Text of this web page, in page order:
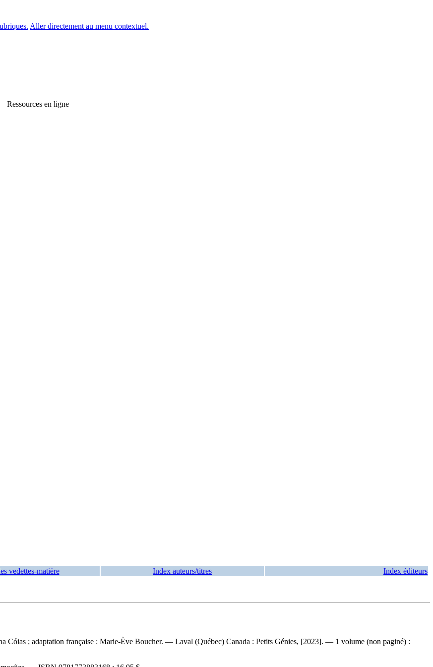
Aller directement au menu contextuel.
Ressources en ligne
vedettes-matière Index auteurs/titres Index éditeurs
Cóias ; adaptation française : Marie-Ève Boucher. — Laval (Québec) Canada : Petits Génies, [2023]. — 1 volume (non paginé) :